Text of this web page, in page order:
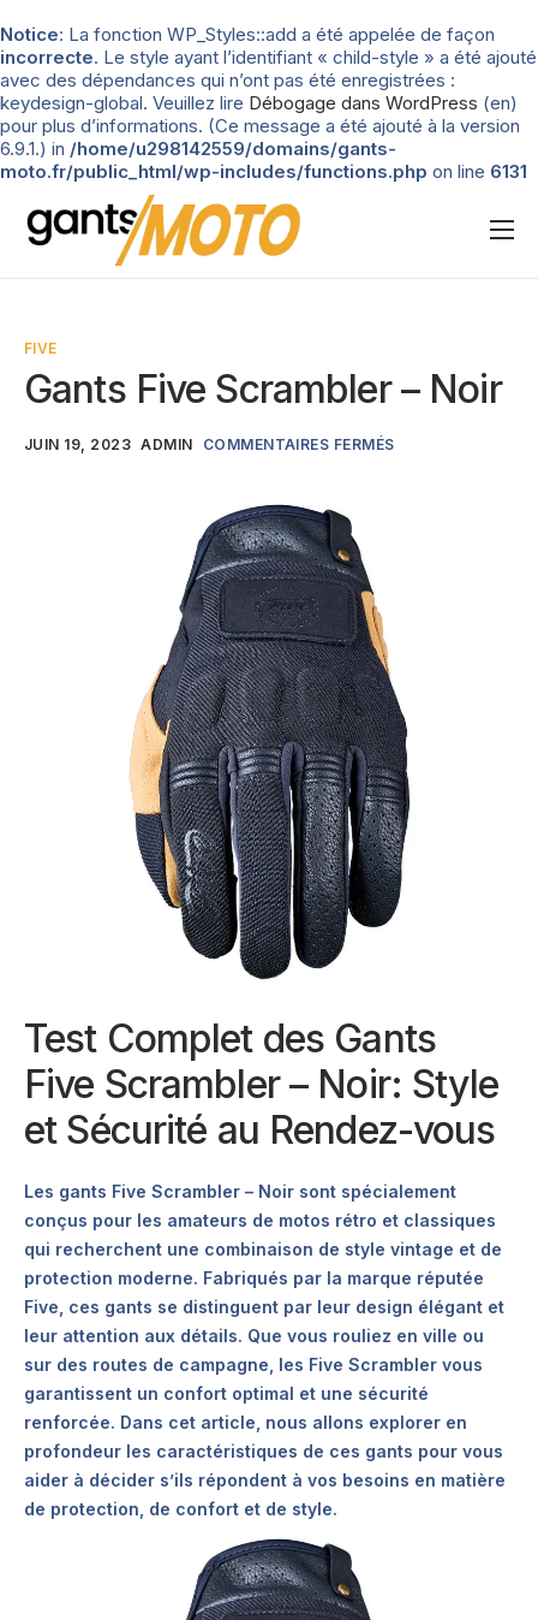
Notice: La fonction WP_Styles::add a été appelée de façon
incorrecte. Le style ayant l’identifiant « child-style » a été ajouté
avec des dépendances qui n’ont pas été enregistrées :
keydesign-global. Veuillez lire Débogage dans WordPress (en)
pour plus d’informations. (Ce message a été ajouté à la version
6.9.1.) in /home/u298142559/domains/gants-
moto.fr/public_html/wp-includes/functions.php on line 6131
Nos tests
Types de gants
FIVE
Gants Five Scrambler – Noir
JUIN 19, 2023 ADMIN COMMENTAIRES FERMÉS
Test Complet des Gants
Five Scrambler – Noir: Style
et Sécurité au Rendez-vous
Les gants Five Scrambler – Noir sont spécialement
conçus pour les amateurs de motos rétro et classiques
qui recherchent une combinaison de style vintage et de
protection moderne. Fabriqués par la marque réputée
Five, ces gants se distinguent par leur design élégant et
leur attention aux détails. Que vous rouliez en ville ou
sur des routes de campagne, les Five Scrambler vous
garantissent un confort optimal et une sécurité
renforcée. Dans cet article, nous allons explorer en
profondeur les caractéristiques de ces gants pour vous
aider à décider s’ils répondent à vos besoins en matière
de protection, de confort et de style.